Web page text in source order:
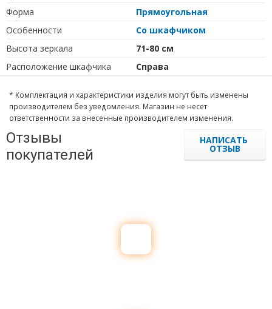
Форма
Прямоугольная
Особенности
Со шкафчиком
Высота зеркала
71-80 см
Расположение шкафчика
Справа
* Комплектация и характеристики изделия могут быть изменены
производителем без уведомления. Магазин не несет
ответственности за внесенные производителем изменения.
Отзывы
покупателей
НАПИСАТЬ
ОТЗЫВ